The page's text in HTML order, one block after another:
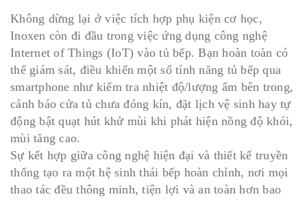
Không dừng lại ở việc tích hợp phụ kiện cơ học,
Inoxen còn đi đầu trong việc ứng dụng công nghệ
Internet of Things (IoT) vào tủ bếp. Bạn hoàn toàn có
thể giám sát, điều khiển một số tính năng tủ bếp qua
smartphone như kiểm tra nhiệt độ/lượng ẩm bên trong,
cảnh báo cửa tủ chưa đóng kín, đặt lịch vệ sinh hay tự
động bật quạt hút khử mùi khi phát hiện nồng độ khói,
mùi tăng cao.
Sự kết hợp giữa công nghệ hiện đại và thiết kế truyền
thống tạo ra một hệ sinh thái bếp hoàn chỉnh, nơi mọi
thao tác đều thông minh, tiện lợi và an toàn hơn bao